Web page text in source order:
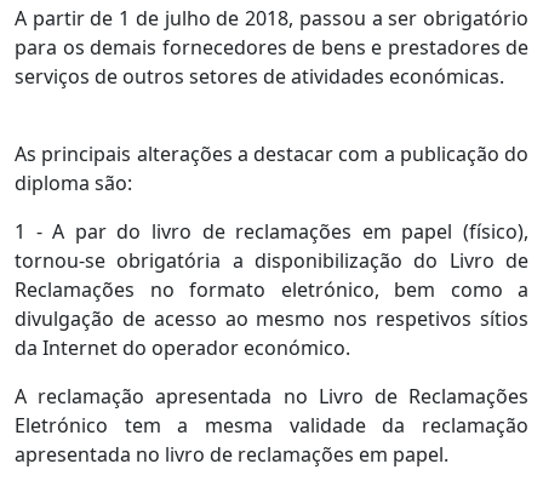
A partir de 1 de julho de 2018, passou a ser obrigatório
para os demais fornecedores de bens e prestadores de
serviços de outros setores de atividades económicas.
As principais alterações a destacar com a publicação do
diploma são:
1 - A par do livro de reclamações em papel (físico),
tornou-se obrigatória a disponibilização do Livro de
Reclamações no formato eletrónico, bem como a
divulgação de acesso ao mesmo nos respetivos sítios
da Internet do operador económico.
A reclamação apresentada no Livro de Reclamações
Eletrónico tem a mesma validade da reclamação
apresentada no livro de reclamações em papel.